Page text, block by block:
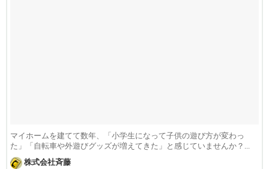
マイホームを建てて数年、「小学生になって子供の遊び方が変わっ
た」「自転車や外遊びグッズが増えてきた」と感じていませんか？...
株式会社斉藤